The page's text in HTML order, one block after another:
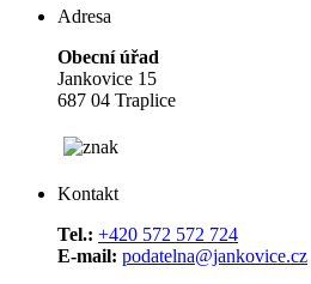
Adresa
Obecní úřad
Jankovice 15
687 04 Traplice
Kontakt
Tel.: +420 572 572 724
E-mail: podatelna@jankovice.cz